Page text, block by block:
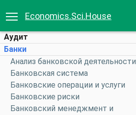
Economics.Sci.House
Аудит
Банки
Анализ банковской деятельности
Банковская система
Банковские операции и услуги
Банковские риски
Банковский менеджмент и